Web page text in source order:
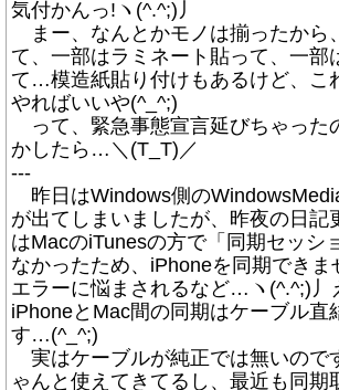
気付かんっ!ヽ(^.^;)丿
まー、なんとかモノは揃ったから
て、一部はラミネート貼って、一部
て…模造紙貼り付けもあるけど、こ
やればいいや(^_^;)
って、緊急事態宣言延びちゃった
かしたら…＼(T_T)／
---
昨日はWindows側の
が出てしまいましたが、昨夜の日記
はMacのiTunesの方で「同期セッシ
なかったため、iPhoneを同期できま
エラーに悩まされるなど…ヽ(^.^;)丿
iPhoneとMac間の同期はケーブル直
す…(^_^;)
実はケーブルが純正では無いので
ゃんと使えてきてるし、最近も同期